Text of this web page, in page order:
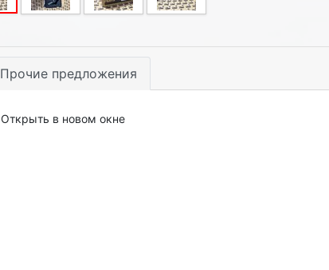
Прочие предложения
Открыть в новом окне